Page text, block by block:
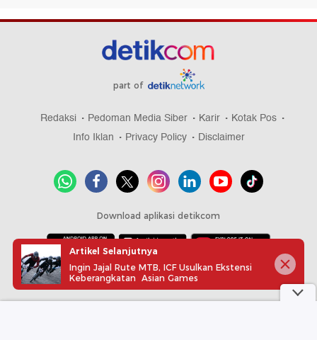
part of
Redaksi Pedoman Media Siber Karir
Kotak Pos
Info Iklan
Privacy Policy Disclaimer
Download aplikasi detikcom
Copyright @ 2026 detikcom, All right reserved
Artikel Selanjutnya
Ingin Jajal Rute MTB, ICF Usulkan Ekstensi
Keberangkatan Asian Games